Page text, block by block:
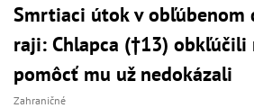
Smrtiaci útok v obľúbenom
raji: Chlapca (†13) obkľúčili
pomôcť mu už nedokázali
Zahraničné